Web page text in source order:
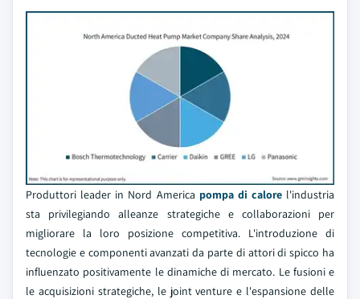
Produttori leader in Nord America pompa di calorel'industria
sta privilegiando alleanze strategiche e collaborazioni per
migliorare la loro posizione competitiva. L'introduzione di
tecnologie e componenti avanzati da parte di attori di spicco ha
influenzato positivamente le dinamiche di mercato. Le fusioni e
le acquisizioni strategiche, le joint venture e l'espansione delle